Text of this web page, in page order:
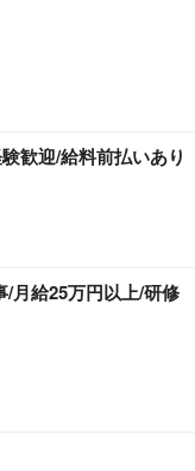
歓迎/給料前払いあり
月給25万円以上/研修